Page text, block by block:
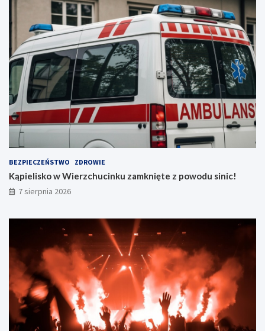
BEZPIECZEŃSTWO ZDROWIE
Kąpielisko w Wierzchucinku zamknięte z powodu sinic!
7 sierpnia 2026